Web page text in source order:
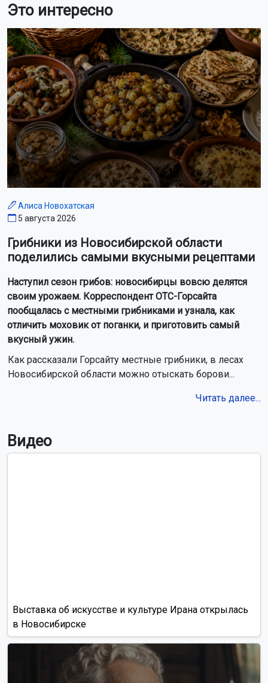
Это интересно
Алиса Новохатская
5 августа 2026
Грибники из Новосибирской области
поделились самыми вкусными рецептами
Наступил сезон грибов: новосибирцы вовсю делятся
своим урожаем. Корреспондент ОТС-Горсайта
пообщалась с местными грибниками и узнала, как
отличить моховик от поганки, и приготовить самый
вкусный ужин.
Как рассказали Горсайту местные грибники, в лесах
Новосибирской области можно отыскать борови...
Читать далее...
Видео
Выставка об искусстве и культуре Ирана открылась
в Новосибирске